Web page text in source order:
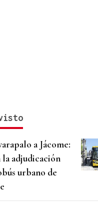
a Jácome:
la adjudicación
urbano de